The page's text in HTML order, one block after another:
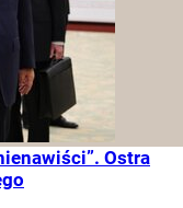
Ostra